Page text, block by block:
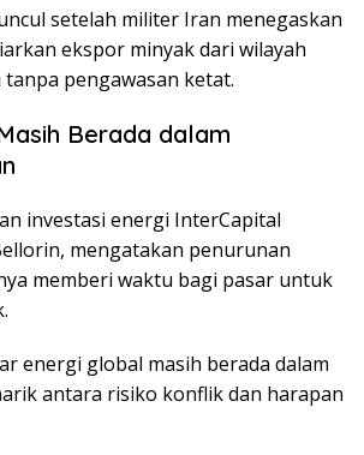
setelah militer Iran menegaskan
ekspor minyak dari wilayah
pengawasan ketat.
Berada dalam
investasi energi InterCapital
mengatakan penurunan
memberi waktu bagi pasar untuk
energi global masih berada dalam
antara risiko konflik dan harapan